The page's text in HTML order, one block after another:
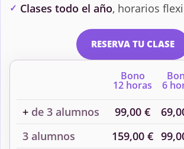
Clases todo el año, horarios
RESERVA TU CLASE
Bono
12 horas 6
+ de 3 alumnos 99,00 €
3 alumnos
159,00 €